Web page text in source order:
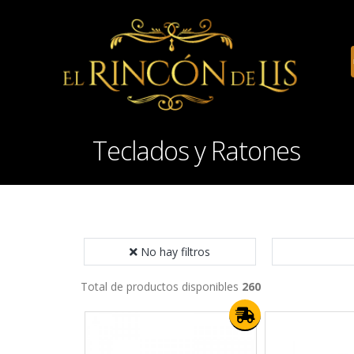
Teclados y Ratones
No hay filtros
Total de productos disponibles 260